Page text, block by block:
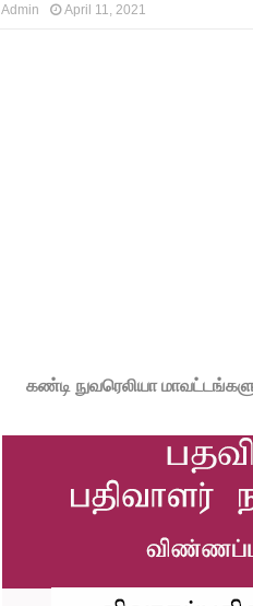
Admin April 11, 2021
கண்டி நுவரெலியா